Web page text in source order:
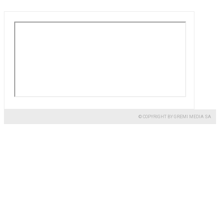
© COPYRIGHT BY GREMI MEDIA SA